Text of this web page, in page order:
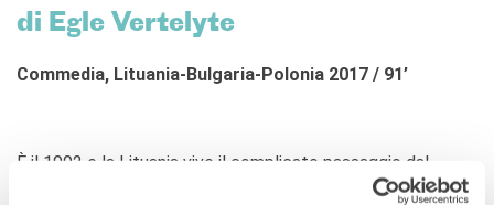
di Egle Vertelyte
Commedia, Lituania-Bulgaria-Polonia 2017 / 91’
È il 1992 e la Lituania vive il complicato passaggio dal
comunismo al capitalismo. La piccola fattoria di maiali